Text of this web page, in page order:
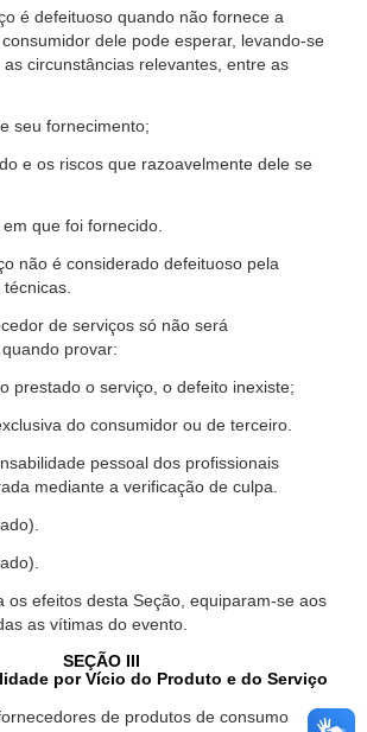
é defeituoso quando não fornece a
dele pode esperar, levando-se
circunstâncias relevantes, entre as
seu fornecimento;
e os riscos que razoavelmente dele se
que foi fornecido.
não é considerado defeituoso pela
de serviços só não será
provar:
prestado o serviço, o defeito inexiste;
do consumidor ou de terceiro.
pessoal dos profissionais
mediante a verificação de culpa.
os efeitos desta Seção, equiparam-se aos
as vítimas do evento.
SEÇÃO III
por Vício do Produto e do Serviço
de produtos de consumo